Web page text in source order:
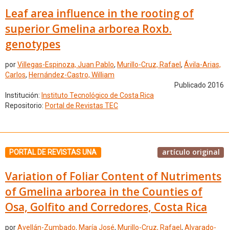
Leaf area influence in the rooting of
superior Gmelina arborea Roxb.
genotypes
porVillegas-Espinoza, Juan Pablo, Murillo-Cruz, Rafael , Ávila-Arias,
Carlos, Hernández-Castro, William
Publicado 2016
Institución: Instituto Tecnológico de Costa Rica
Repositorio: Portal de Revistas TEC
PORTAL DE REVISTAS UNA artículo original
Variation of Foliar Content of Nutriments
of Gmelina arborea in the Counties of
Osa, Golfito and Corredores, Costa Rica
porAvellán-Zumbado, María José, Murillo-Cruz, Rafael , Alvarado-